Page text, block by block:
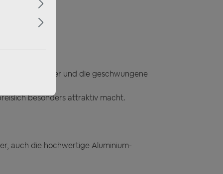
Wabenmuster und die geschwungene
besonders attraktiv macht.
auch die hochwertige Aluminium-